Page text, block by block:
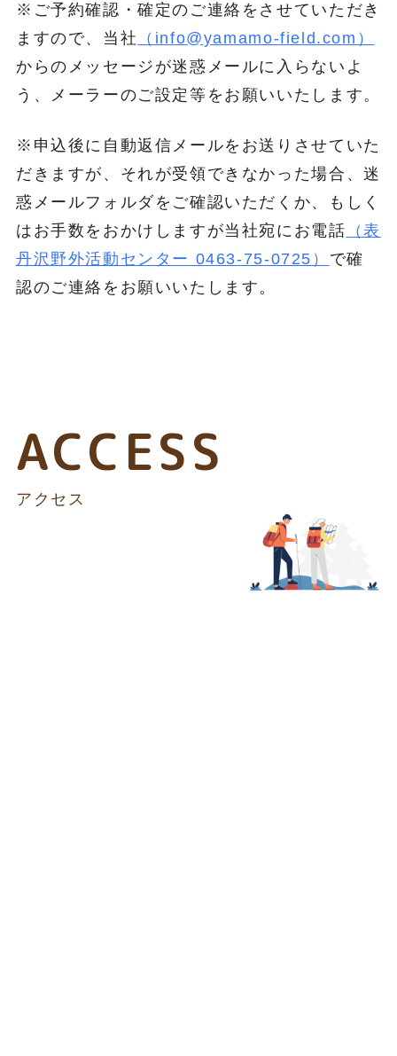
※ご予約確認・確定のご連絡をさせていただき
ますので、当社
（info@yamamo-field.com）
からのメッセージが迷惑メールに入らないよ
う、メーラーのご設定等をお願いいたします。
※申込後に自動返信メールをお送りさせていた
だきますが、それが受領できなかった場合、迷
惑メールフォルダをご確認いただくか、もしく
はお手数をおかけしますが当社宛にお電話 （表
丹沢野外活動センター 0463-75-0725） で確
認のご連絡をお願いいたします。
ACCESS
アクセス